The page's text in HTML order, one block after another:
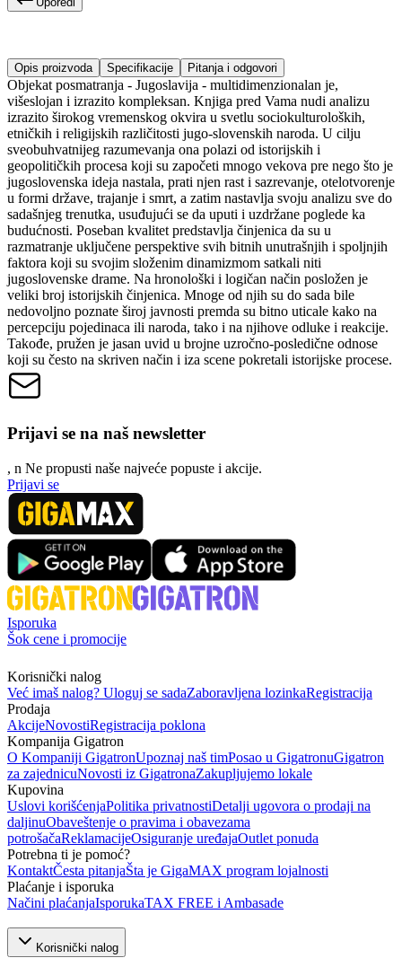
Opis proizvoda Specifikacije Pitanja i odgovori
Objekat posmatranja - Jugoslavija - multidimenzionalan je,
višeslojan i izrazito kompleksan. Knjiga pred Vama nudi analizu
izrazito širokog vremenskog okvira u svetlu sociokulturoloških,
etničkih i religijskih različitosti jugo-slovenskih naroda. U cilju
sveobuhvatnijeg razumevanja ona polazi od istorijskih i
geopolitičkih procesa koji su započeti mnogo vekova pre nego što je
jugoslovenska ideja nastala, prati njen rast i sazrevanje, otelotvorenje
u formi države, trajanje i smrt, a zatim nastavlja svoju analizu sve do
sadašnjeg trenutka, usuđujući se da uputi i uzdržane poglede ka
budućnosti. Poseban kvalitet predstavlja činjenica da su u
razmatranje uključene perspektive svih bitnih unutrašnjih i spoljnjih
faktora koji su svojim složenim dinamizmom satkali niti
jugoslovenske drame. Na hronološki i logičan način posložen je
veliki broj istorijskih činjenica. Mnoge od njih su do sada bile
nedovoljno poznate široj javnosti premda su bitno uticale kako na
percepciju pojedinaca ili naroda, tako i na njihove odluke i reakcije.
Takođe, pružen je jasan uvid u brojne uzročno-posledične odnose
koji su često na skriven način i iza scene pokretali istorijske procese.
Prijavi se na naš newsletter
, n Ne propusti naše najveće popuste i akcije.
Prijavi se
Isporuka
Šok cene i promocije
Korisnički nalog
Već imaš nalog? Uloguj se sadaZaboravljena lozinkaRegistracija
Prodaja
AkcijeNovostiRegistracija poklona
Kompanija Gigatron
O Kompaniji GigatronUpoznaj naš timPosao u GigatronuGigatron
za zajednicuNovosti iz GigatronaZakupljujemo lokale
Kupovina
Uslovi korišćenjaPolitika privatnostiDetalji ugovora o prodaji na
daljinuObaveštenje o pravima i obavezama
potrošačaReklamacijeOsiguranje uređajaOutlet ponuda
Potrebna ti je pomoć?
KontaktČesta pitanjaŠta je GigaMAX program lojalnosti
Plaćanje i isporuka
Načini plaćanjaIsporukaTAX FREE i Ambasade
Korisnički nalog